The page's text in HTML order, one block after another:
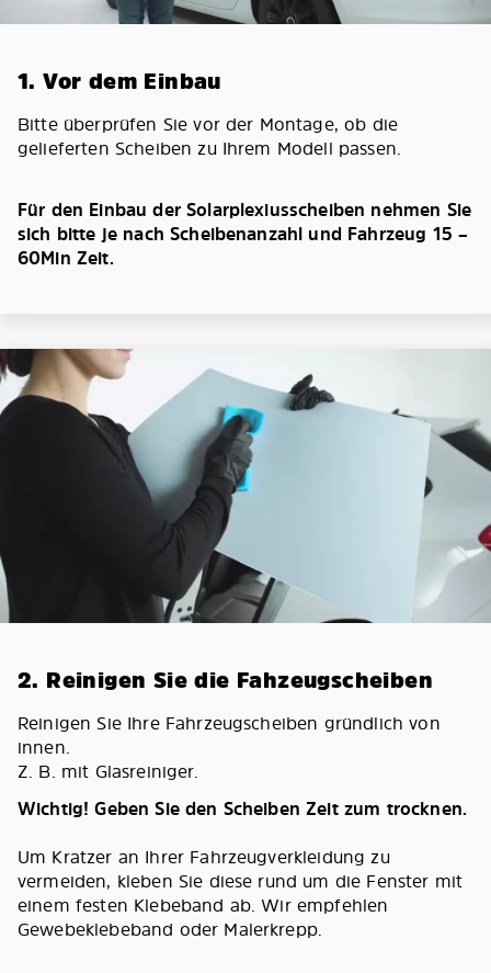
1. Vor dem Einbau
Bitte überprüfen Sie vor der Montage, ob die
gelieferten Scheiben zu Ihrem Modell passen.
Für den Einbau der Solarplexiusscheiben nehmen Sie
sich bitte je nach Scheibenanzahl und Fahrzeug 15 –
60Min Zeit.
2. Reinigen Sie die Fahzeugscheiben
Reinigen Sie Ihre Fahrzeugscheiben gründlich von
innen.
Z. B. mit Glasreiniger.
Wichtig! Geben Sie den Scheiben Zeit zum trocknen.
Um Kratzer an Ihrer Fahrzeugverkleidung zu
vermeiden, kleben Sie diese rund um die Fenster mit
einem festen Klebeband ab. Wir empfehlen
Gewebeklebeband oder Malerkrepp.